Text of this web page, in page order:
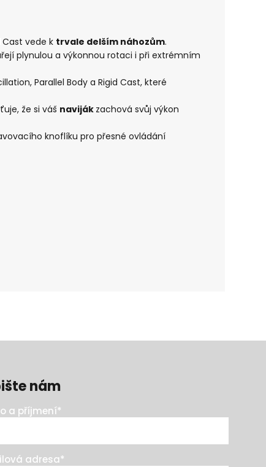
vede k trvale delším náhozům.
plynulou a výkonnou rotaci i při extrémním
Parallel Body a Rigid Cast, které
že si váš naviják zachová svůj výkon
knoflíku pro přesné ovládání
nám
a příjmení*
adresa*